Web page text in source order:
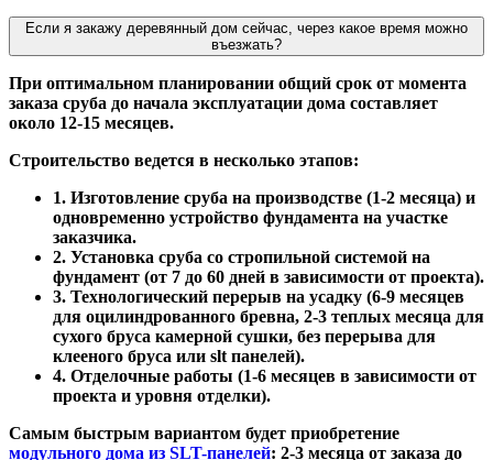
Если я закажу деревянный дом сейчас, через какое время можно
въезжать?
При оптимальном планировании общий срок от момента
заказа сруба до начала эксплуатации дома составляет
около 12-15 месяцев.
Строительство ведется в несколько этапов:
1. Изготовление сруба на производстве (1-2 месяца) и
одновременно устройство фундамента на участке
заказчика.
2. Установка сруба со стропильной системой на
фундамент (от 7 до 60 дней в зависимости от проекта).
3. Технологический перерыв на усадку (6-9 месяцев
для оцилиндрованного бревна, 2-3 теплых месяца для
сухого бруса камерной сушки, без перерыва для
клееного бруса или slt панелей).
4. Отделочные работы (1-6 месяцев в зависимости от
проекта и уровня отделки).
Самым быстрым вариантом будет приобретение
модульного дома из SLT-панелей: 2-3 месяца от заказа до